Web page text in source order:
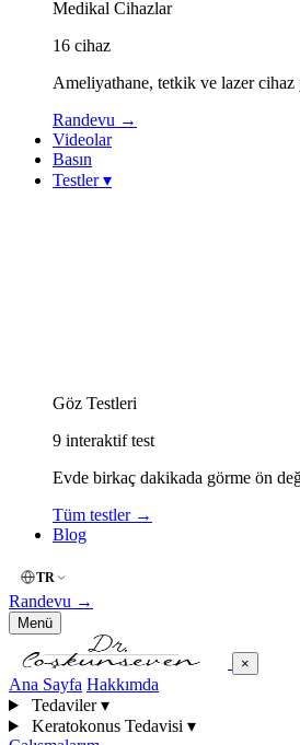
Medikal Cihazlar
16 cihaz
Ameliyathane, tetkik ve lazer cihaz
Randevu →
Videolar
Basın
Testler▾
Göz Testleri
9 interaktif test
Evde birkaç dakikada görme ön
Tüm testler →
Blog
TR
Randevu →
Menü
×
Ana Sayfa Hakkımda
Tedaviler ▾
Keratokonus Tedavisi ▾